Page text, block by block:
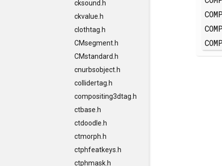
cksound.h
ckvalue.h
clothtag.h
CMsegment.h
CMstandard.h
cnurbsobject.h
collidertag.h
compositing3dtag.h
ctbase.h
ctdoodle.h
ctmorph.h
ctphfeatkeys.h
ctphmask.h